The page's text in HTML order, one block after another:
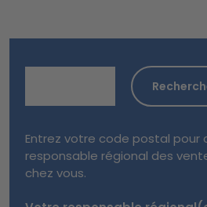
Entrez votre code postal pour
responsable régional des
chez vous.